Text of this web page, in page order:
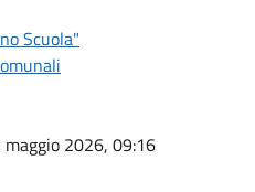
Scuola"
maggio 2026, 09:16